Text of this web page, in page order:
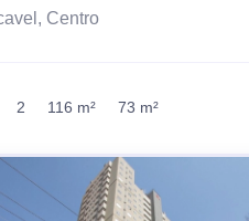
Centro
2 116 m² 73 m²